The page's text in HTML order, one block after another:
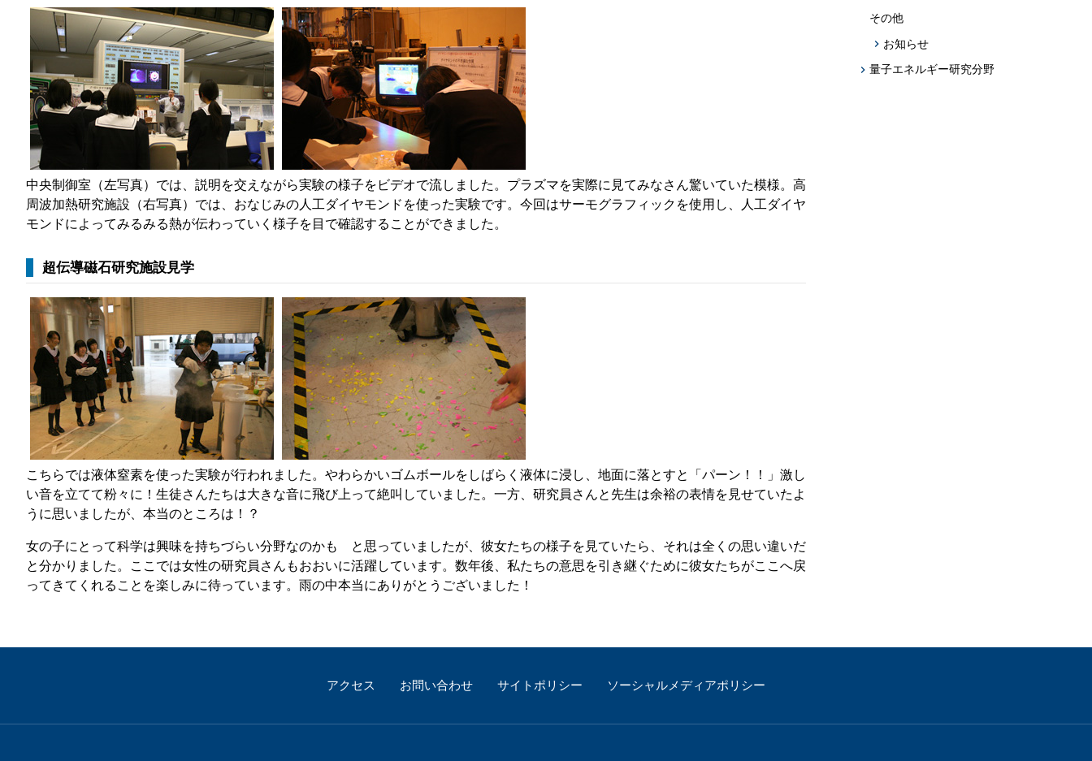
中央制御室（左写真）では、説明を交えながら実験の様子をビデオで流しました。プラズマを実際に見てみなさん驚いていた模様。高
周波加熱研究施設（右写真）では、おなじみの人工ダイヤモンドを使った実験です。今回はサーモグラフィックを使用し、人工ダイヤ
モンドによってみるみる熱が伝わっていく様子を目で確認することができました。
超伝導磁石研究施設見学
こちらでは液体窒素を使った実験が行われました。やわらかいゴムボールをしばらく液体に浸し、地面に落とすと「パーン！！」激し
い音を立てて粉々に！生徒さんたちは大きな音に飛び上って絶叫していました。一方、研究員さんと先生は余裕の表情を見せていたよ
うに思いましたが、本当のところは！？
女の子にとって科学は興味を持ちづらい分野なのかも と思っていましたが、彼女たちの様子を見ていたら、それは全くの思い違いだ
と分かりました。ここでは女性の研究員さんもおおいに活躍しています。数年後、私たちの意思を引き継ぐために彼女たちがここへ戻
ってきてくれることを楽しみに待っています。雨の中本当にありがとうございました！
その他
お知らせ
量子エネルギー研究分野
アクセス お問い合わせ サイトポリシー ソーシャルメディアポリシー